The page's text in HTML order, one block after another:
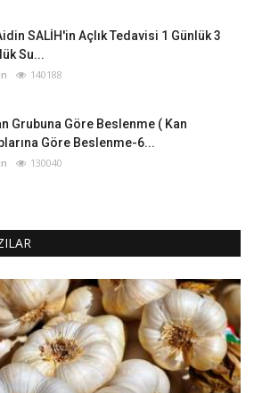
SALİH'in Açlık Tedavisi 1 Günlük 3
Su...
140188
Grubuna Göre Beslenme ( Kan
Göre Beslenme-6...
130040